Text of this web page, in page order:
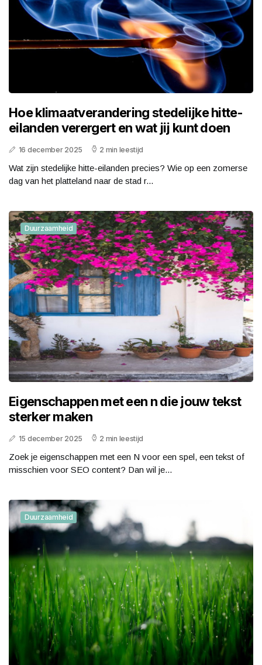
Hoe klimaatverandering stedelijke hitte-
eilanden verergert en wat jij kunt doen
16 december 2025 2 min leestijd
Wat zijn stedelijke hitte-eilanden precies? Wie op een zomerse
dag van het platteland naar de stad r...
Duurzaamheid
Eigenschappen met een n die jouw tekst
sterker maken
15 december 2025 2 min leestijd
Zoek je eigenschappen met een N voor een spel, een tekst of
misschien voor SEO content? Dan wil je...
Duurzaamheid